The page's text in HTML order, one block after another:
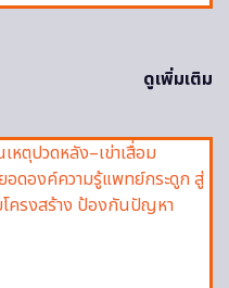
ดูเพิ่มเติม